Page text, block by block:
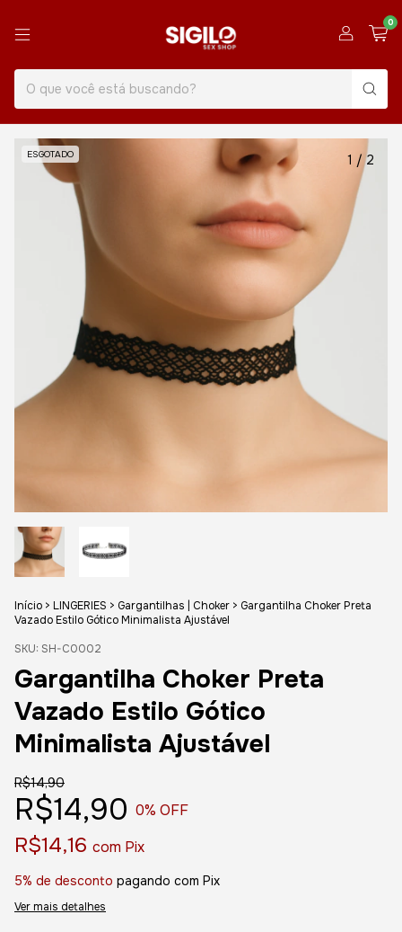
0
ESGOTADO 1 /2
Início > LINGERIES > Gargantilhas | Choker > Gargantilha Choker Preta
Vazado Estilo Gótico Minimalista Ajustável
SKU: SH-C0002
Gargantilha Choker Preta
Vazado Estilo Gótico
Minimalista Ajustável
R$14,90
R$14,90 0% OFF
R$14,16 com Pix
5% de desconto pagando com Pix
Ver mais detalhes